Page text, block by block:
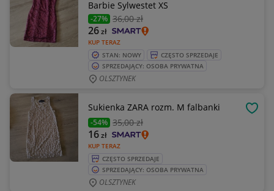
Barbie Sylwestet XS
-27% 36,00 zł
KUP TERAZ
26zł
STAN: NOWY
CZĘSTO SPRZEDAJE
SPRZEDAJĄCY: OSOBA PRYWATNA
OLSZTYNEK
Sukienka ZARA rozm. M falbanki
-54% 35,00 zł
KUP TERAZ
16zł
CZĘSTO SPRZEDAJE
SPRZEDAJĄCY: OSOBA PRYWATNA
OLSZTYNEK